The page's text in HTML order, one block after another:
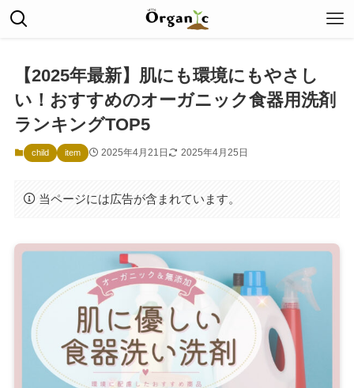
【2025年最新】肌にも環境にもやさし
い！おすすめのオーガニック食器用洗剤
ランキングTOP5
child item 2025年4月21日 2025年4月25日
当ページには広告が含まれています。